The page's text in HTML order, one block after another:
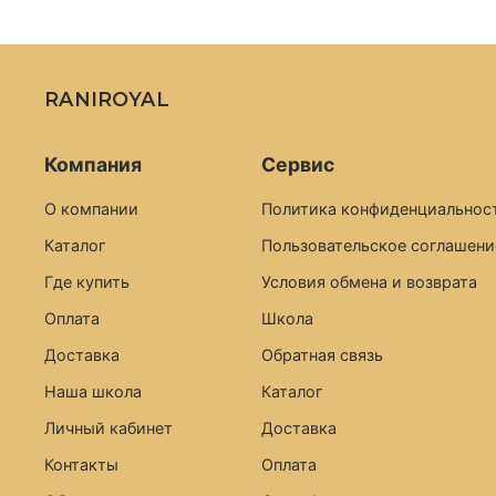
RANIROYAL
Компания
О компании
Каталог
Где купить
Оплата
Доставка
Наша школа
Личный кабинет
Контакты
Сервис
Политика
Пользовательское
Условия обмена и возврата
Школа
Обратная связь
Каталог
Доставка
Оплата